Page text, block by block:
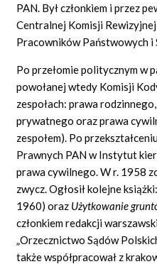
PAN. Był członkiem i przez
Centralnej Komisji
Pracowników Państwowych i
Po przełomie politycznym w
powołanej wtedy Komisji
zespołach: prawa
prywatnego oraz prawa
zespołem). Po
Prawnych PAN w Instytut
prawa cywilnego. W r. 1958
zwycz. Ogłosił kolejne książki:
1960) oraz Użytkowanie grunt
członkiem redakcji
„Orzecznictwo Sądów
także współpracował z